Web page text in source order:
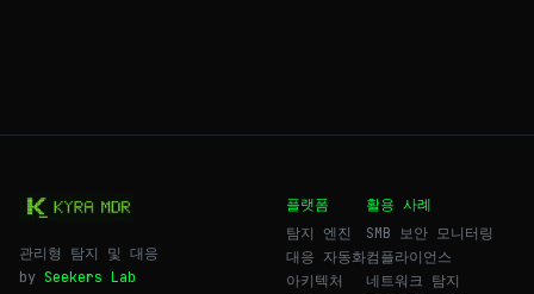
관리형 탐지 및 대응
by Seekers Lab
플랫폼
탐지 엔진
대응 자동화
아키텍처
활용 사례
SMB 보안 모니터링
컴플라이언스
네트워크 탐지